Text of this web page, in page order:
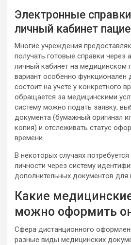
Электронные
личный кабинет
Многие учреждения
получать готовые справки через
личный кабинет на медицинском
вариант особенно функционален
состоит на учете у конкретного
обращается за медицинскими
систему можно подать заявку,
документа (бумажный оригинал
копия) и отслеживать статус
времени.
В некоторых случаях
личности через систему
дополнительных документов для
Какие
можно оформить
Сфера дистанционного
разные виды медицинских